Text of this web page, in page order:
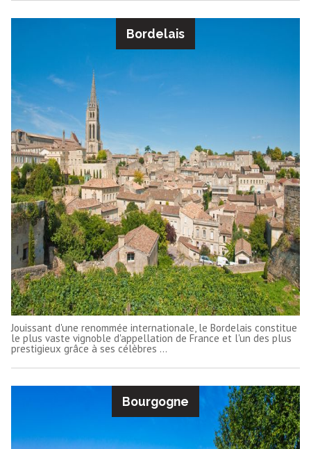
Bordelais
Jouissant d'une renommée internationale, le Bordelais constitue
le plus vaste vignoble d'appellation de France et l'un des plus
prestigieux grâce à ses célèbres ...
Bourgogne